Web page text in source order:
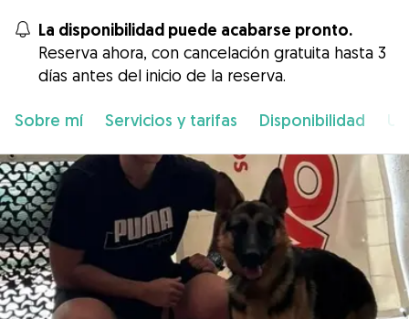
La disponibilidad puede acabarse pronto.
Reserva ahora, con cancelación gratuita hasta 3
días antes del inicio de la reserva.
Sobre mí Servicios y tarifas Disponibilidad